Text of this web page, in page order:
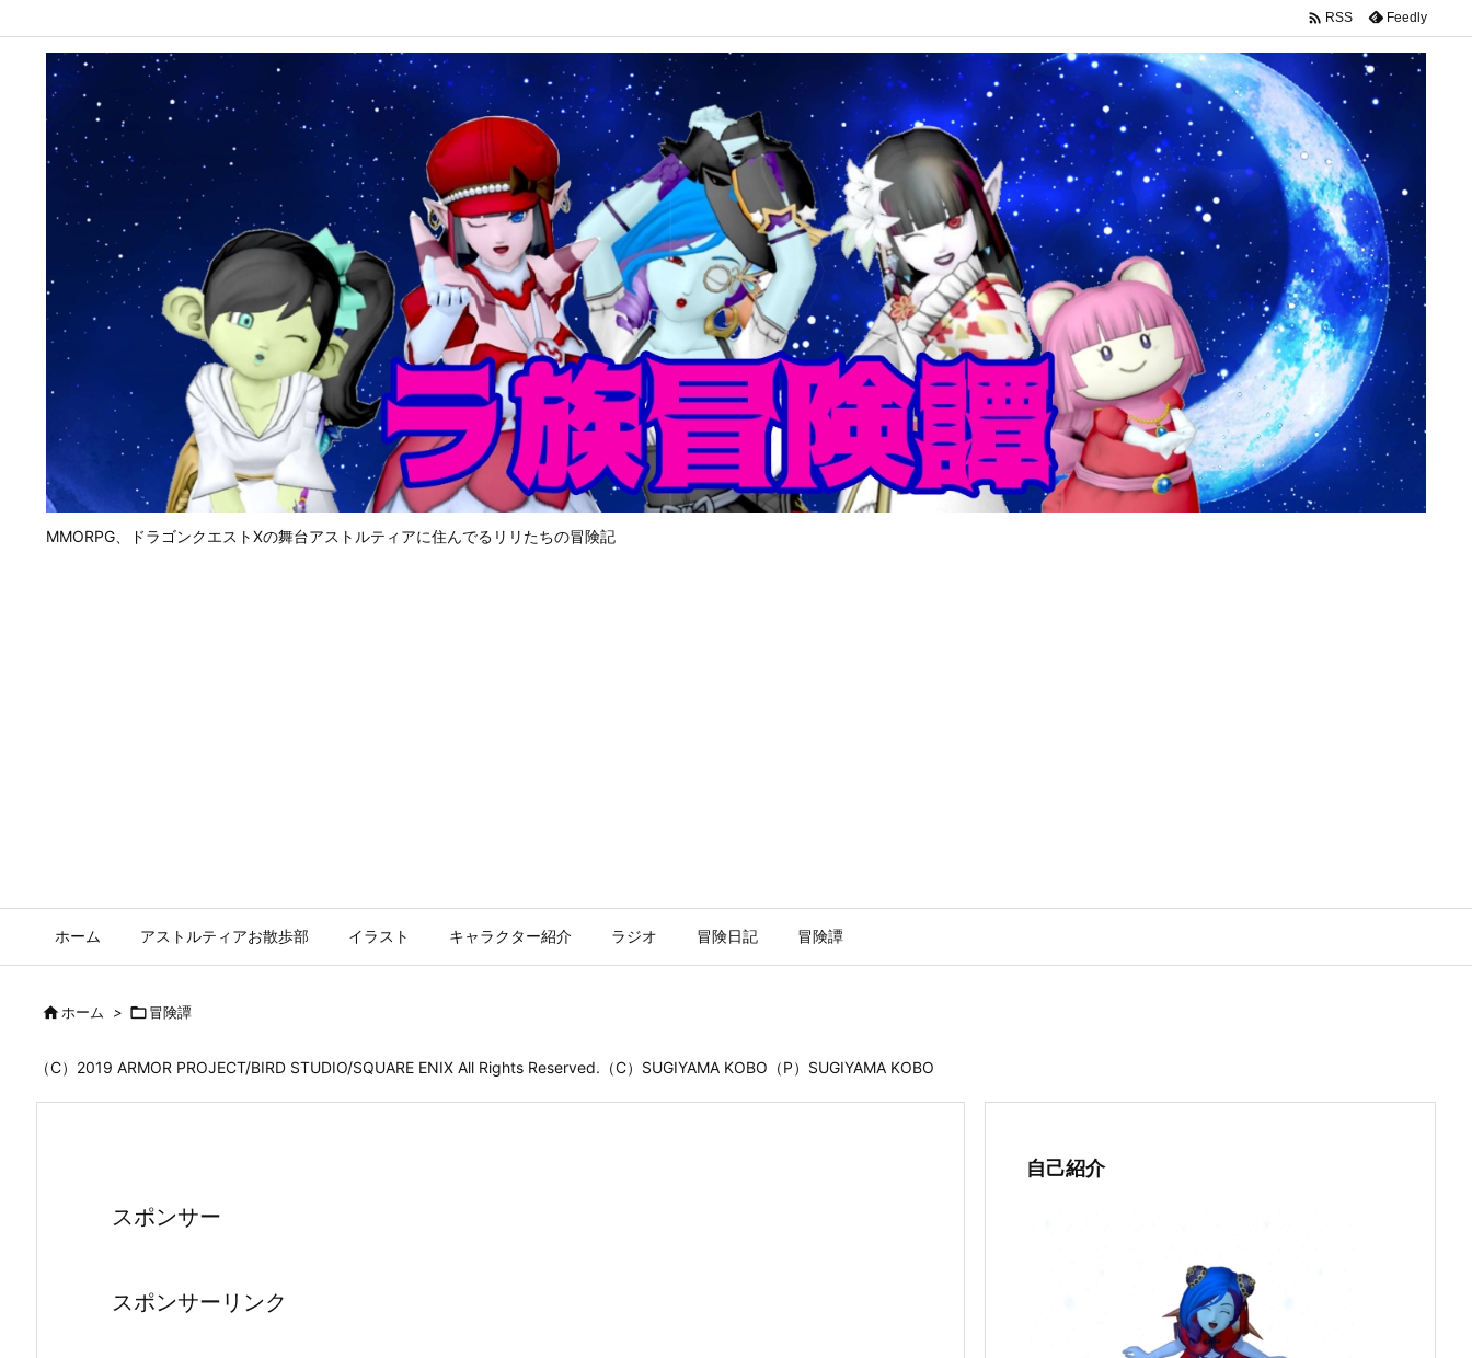
MMORPG、ドラゴンクエストⅩの舞台アストルティアに住んでるリリたちの冒険記
ホーム アストルティアお散歩部 イラスト キャラクター紹介 ラジオ 冒険日記 冒険譚
 RSS Feedly
ホーム > 冒険譚
（C）2019 ARMOR PROJECT/BIRD STUDIO/SQUARE ENIX All Rights Reserved.（C）SUGIYAMA KOBO（P）SUGIYAMA KOBO
スポンサー
スポンサーリンク
自己紹介